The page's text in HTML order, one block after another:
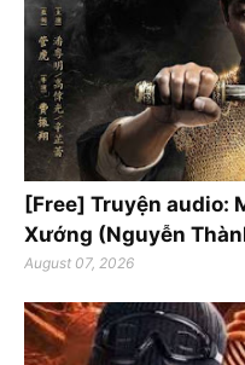
[Free] Truyện audio:
Xướng (Nguyễn
August 07, 2026